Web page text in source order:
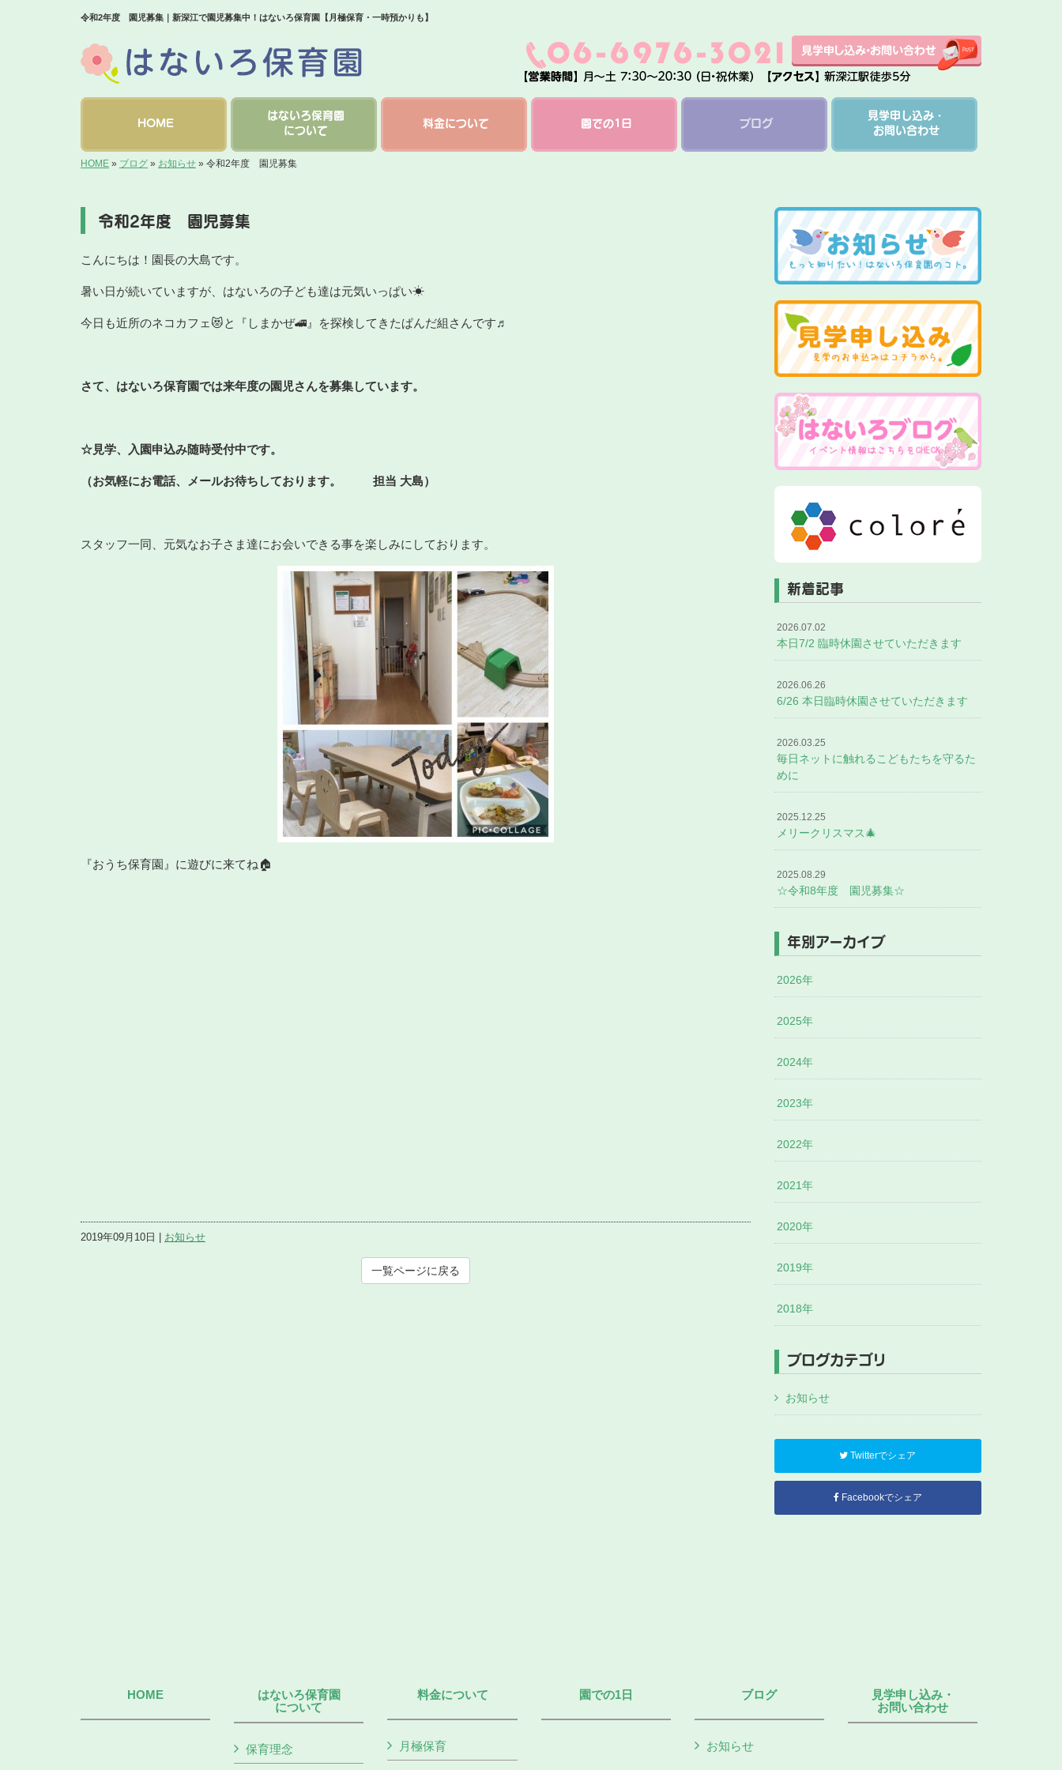
令和2年度 園児募集｜新深江で園児募集中！はないろ保育園【月極保育・一時預かりも】
HOME
はないろ保育園
について
料金について 園での1日 ブログ
見学申し込み・
お問い合わせ
HOME » ブログ » お知らせ » 令和2年度 園児募集
令和2年度 園児募集
こんにちは！園長の大島です。
暑い日が続いていますが、はないろの子ども達は元気いっぱい☀
今日も近所のネコカフェ😻と『しまかぜ🚄』を探検してきたぱんだ組さんです♬
さて、はないろ保育園では来年度の園児さんを募集しています。
☆見学、入園申込み随時受付中です。
（お気軽にお電話、メールお待ちしております。 担当 大島）
スタッフ一同、元気なお子さま達にお会いできる事を楽しみにしております。
『おうち保育園』に遊びに来てね🏠
2019年09月10日 | お知らせ
一覧ページに戻る
新着記事
2026.07.02
本日7/2 臨時休園させていただきます
2026.06.26
6/26 本日臨時休園させていただきます
2026.03.25
毎日ネットに触れるこどもたちを守るた
めに
2025.12.25
メリークリスマス🎄
2025.08.29
☆令和8年度 園児募集☆
年別アーカイブ
2026年
2025年
2024年
2023年
2022年
2021年
2020年
2019年
2018年
ブログカテゴリ
お知らせ
Twitterでシェア
Facebookでシェア
HOME
はないろ保育園
について
保育理念
料金について
月極保育
園での1日 ブログ
お知らせ
見学申し込み・
お問い合わせ